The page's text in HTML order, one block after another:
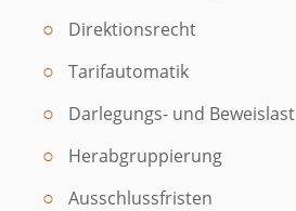
Direktionsrecht
Tarifautomatik
Darlegungs- und Beweislast
Herabgruppierung
Ausschlussfristen